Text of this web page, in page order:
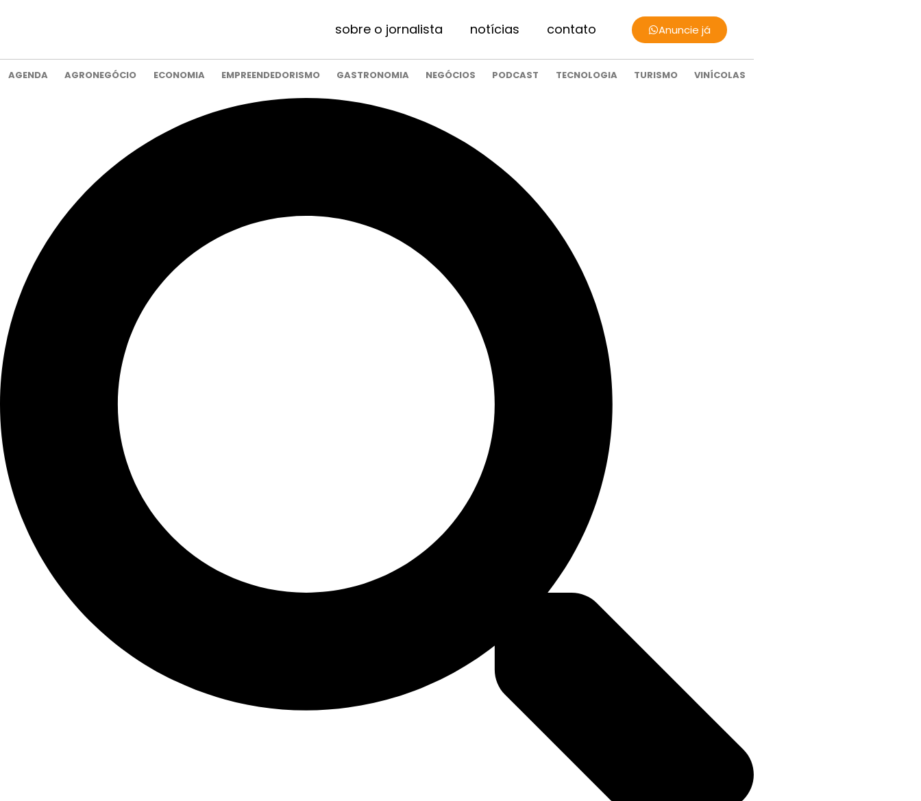
sobre o jornalista notícias contato Anuncie já
AGENDA AGRONEGÓCIO ECONOMIA EMPREENDEDORISMO GASTRONOMIA NEGÓCIOS PODCAST TECNOLOGIA TURISMO VINÍCOLAS